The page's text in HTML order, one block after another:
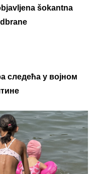
šokantna
следећа у војном